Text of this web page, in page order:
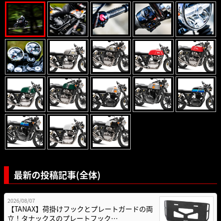
最新の投稿記事(全体)
2026/08/07
【TANAX】荷掛けフックとプレートガードの両
立！タナックスのプレートフック…